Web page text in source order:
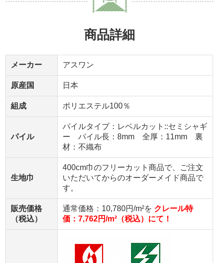
商品詳細
メーカー アスワン
原産国 日本
組成 ポリエステル100％
パイル
パイルタイプ：レベルカット::セミシャギ
ー パイル長：8mm 全厚：11mm 裏
材：不織布
生地巾
400cm巾のフリーカット商品で、ご注文
いただいてからのオーダーメイド商品で
す。
販売価格
（税込）
通常価格：10,780円/m²を クレール特
価：7,762円/m²（税込）にて！